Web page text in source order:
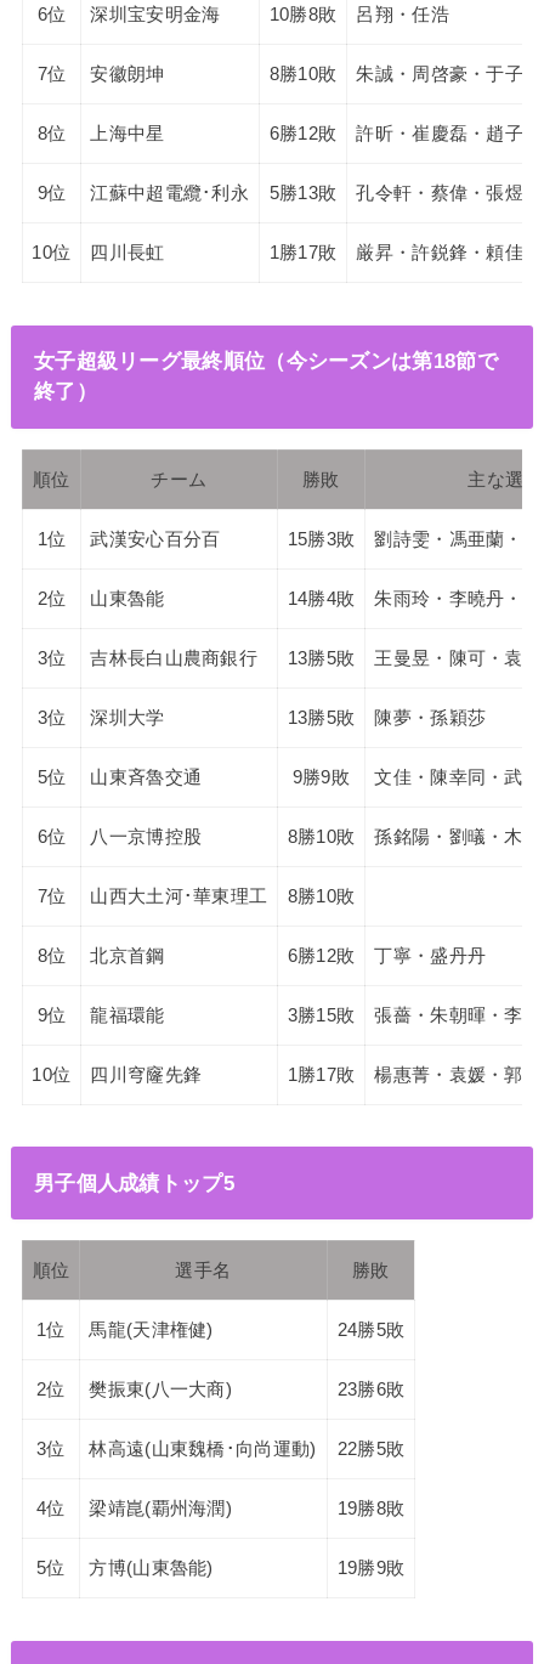
6位 深圳宝安明金海 10勝8敗 呂翔・任浩
7位 安徽朗坤 8勝10敗 朱誠・周啓豪・于子洋
8位 上海中星 6勝12敗 許昕・崔慶磊・趙子豪
9位 江蘇中超電纜･利永 5勝13敗 孔令軒・蔡偉・張煜
10位 四川長虹 1勝17敗 厳昇・許鋭鋒・頼佳
女子超級リーグ最終順位（今シーズンは第18節で
終了）
順位 チーム 勝敗 主な選手
1位 武漢安心百分百 15勝3敗 劉詩雯・馮亜蘭・
2位 山東魯能 14勝4敗 朱雨玲・李曉丹・
3位 吉林長白山農商銀行 13勝5敗 王曼昱・陳可・袁
3位 深圳大学 13勝5敗 陳夢・孫穎莎
5位 山東斉魯交通 9勝9敗 文佳・陳幸同・武楊
6位 八一京博控股 8勝10敗 孫銘陽・劉㬢・木
7位 山西大土河･華東理工 8勝10敗
8位 北京首鋼 6勝12敗 丁寧・盛丹丹
9位 龍福環能 3勝15敗 張薔・朱朝暉・李
10位 四川穹窿先鋒 1勝17敗 楊惠菁・袁媛・郭艶
男子個人成績トップ5
順位 選手名 勝敗
1位 馬龍(天津権健) 24勝5敗
2位 樊振東(八一大商) 23勝6敗
3位 林高遠(山東魏橋･向尚運動) 22勝5敗
4位 梁靖崑(覇州海潤) 19勝8敗
5位 方博(山東魯能) 19勝9敗